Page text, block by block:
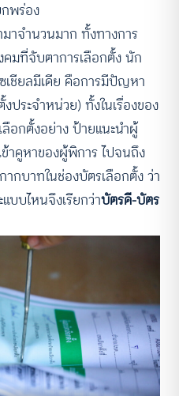
พร่อง
าจำนวนมาก ทั้งทางการ
คมที่จับตาการเลือกตั้ง นัก
เชียลมีเดีย คือการมีปัญหา
ประจำหน่วย) ทั้งในเรื่องของ
ลือกตั้งอย่าง ป้ายแนะนำผู้
าคูหาของผู้พิการ ไปจนถึง
กบาทในช่องบัตรเลือกตั้ง ว่า
บบไหนจึงเรียกว่าบัตรดี-บัตร